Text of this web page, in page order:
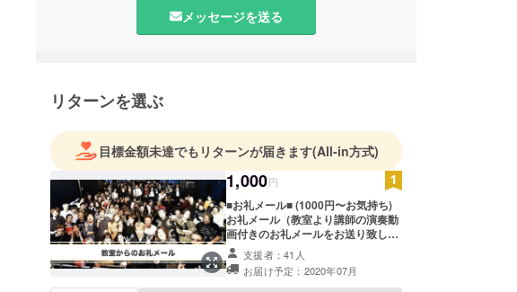
メッセージを送る
リターンを選ぶ
目標金額未達でもリターンが届きます(All-in方式)
1,000円
■お礼メール■ (1000円〜お気持ち)
お礼メール（教室より講師の演奏動
画付きのお礼メールをお送り致しま
す） 信也による限定生配信（希望者
のみ） ご希望の方は「希望する」を
お選びくださいませ。 ※限定生配信
支援者：41人
お届け予定：2020年07月